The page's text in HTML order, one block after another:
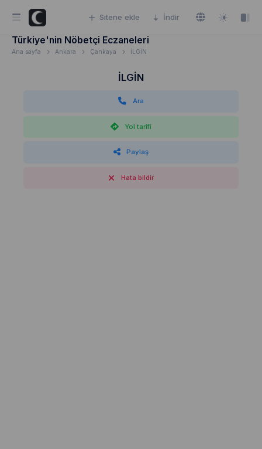
Sitene ekle İndir
Türkiye'nin Nöbetçi Eczaneleri
Ana sayfa Ankara Çankaya İLGİN
İLGİN
Ara
Yol tarifi
Paylaş
Hata bildir